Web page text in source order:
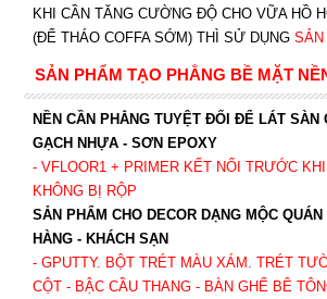
KHI CẦN TĂNG CƯỜNG ĐỘ CHO VỮA HỒ
(ĐỂ THÁO COFFA SỚM) THÌ SỬ DỤNG SẢN
SẢN PHẨM TẠO PHẲNG BỀ MẶT
NỀN CẦN PHẲNG TUYỆT ĐỐI ĐỂ LÁT SÀN
GẠCH NHỰA - SƠN EPOXY
- VFLOOR1+ PRIMER KẾT NỐI TRƯỚC
KHÔNG BỊ RỘP
SẢN PHẨM CHO DECOR DẠNG MỘC
HÀNG - KHÁCH SẠN
- GPUTTY. BỘT TRÉT MÀU XÁM. TRÉT
CỘT - BẬC CẦU THANG - BÀN GHẾ BÊ